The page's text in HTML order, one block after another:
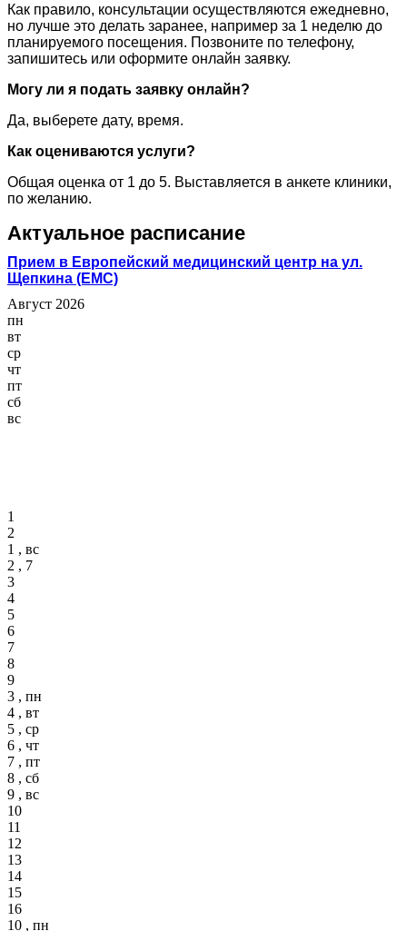
Как правило, консультации осуществляются ежедневно,
но лучше это делать заранее, например за 1 неделю до
планируемого посещения. Позвоните по телефону,
запишитесь или оформите онлайн заявку.
Могу ли я подать заявку онлайн?
Да, выберете дату, время.
Как оцениваются услуги?
Общая оценка от 1 до 5. Выставляется в анкете клиники,
по желанию.
Актуальное расписание
Прием в Европейский медицинский центр на ул.
Щепкина (ЕМС)
Август 2026
пн
вт
ср
чт
пт
сб
вс
1
2
1 , вс
2 , 7
3
4
5
6
7
8
9
3 , пн
4 , вт
5 , ср
6 , чт
7 , пт
8 , сб
9 , вс
10
11
12
13
14
15
16
10 , пн